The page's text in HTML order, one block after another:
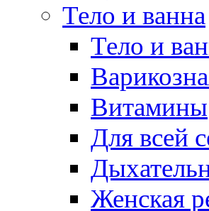
Тело и ванна
Тело и
Витамины
Для всей
Женская